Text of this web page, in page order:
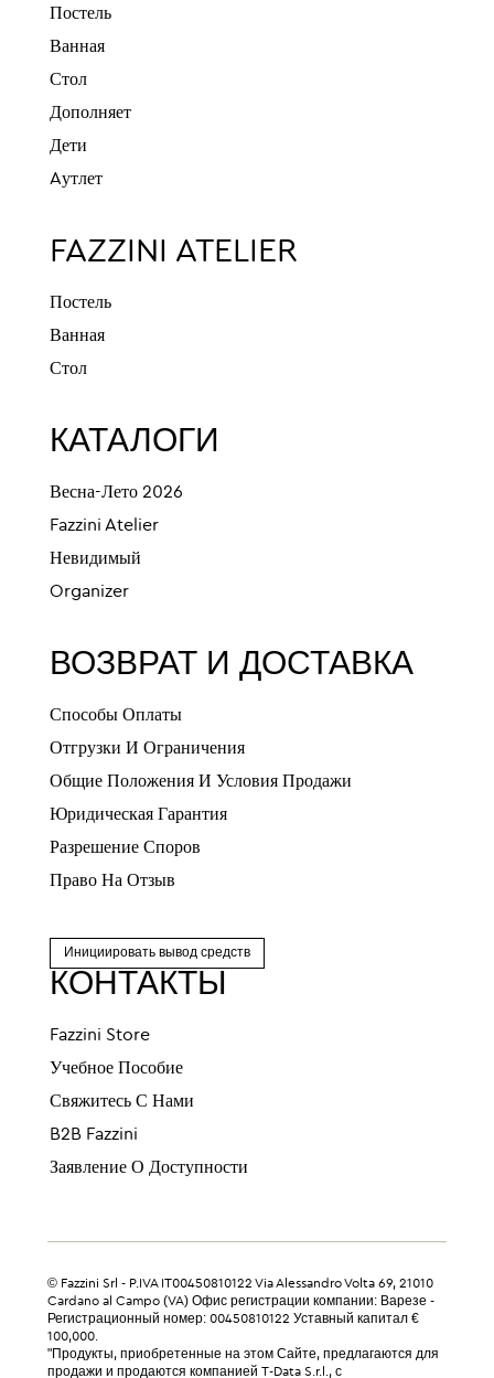
Постель
Ванная
Стол
Дополняет
Дети
Aутлет
FAZZINI ATELIER
Постель
Ванная
Стол
КАТАЛОГИ
Весна-Лето 2026
Fazzini Atelier
Невидимый
Organizer
ВОЗВРАТ И ДОСТАВКА
Способы Оплаты
Отгрузки И Ограничения
Общие Положения И Условия Продажи
Юридическая Гарантия
Разрешение Споров
Право На Отзыв
Инициировать вывод средств
КОНТАКТЫ
Fazzini Store
Учебное Пособие
Свяжитесь С Нами
B2B Fazzini
Заявление О Доступности
© Fazzini Srl - P.IVA IT00450810122 Via Alessandro Volta 69, 21010
Cardano al Campo (VA) Офис регистрации компании: Варезе -
Регистрационный номер: 00450810122 Уставный капитал €
100,000.
"Продукты, приобретенные на этом Сайте, предлагаются для
продажи и продаются компанией T-Data S.r.l., с